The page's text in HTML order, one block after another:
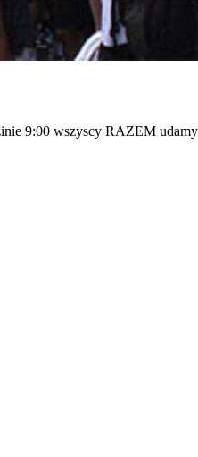
9:00 wszyscy RAZEM